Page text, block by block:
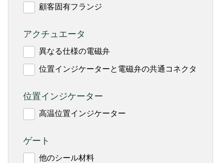
顧客固有フランジ
アクチュエータ
異なる仕様の電磁弁
位置インジケーターと電磁弁の共通コネクタ
位置インジケーター
高温位置インジケーター
ゲート
他のシール材料